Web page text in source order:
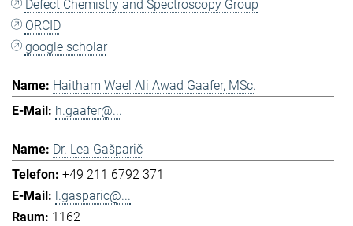
Defect Chemistry and Spectroscopy Group
ORCID
google scholar
Haitham Wael Ali Awad Gaafer, MSc.
h.gaafer@...
Dr. Lea Gašparič
+49 211 6792 371
l.gasparic@...
1162